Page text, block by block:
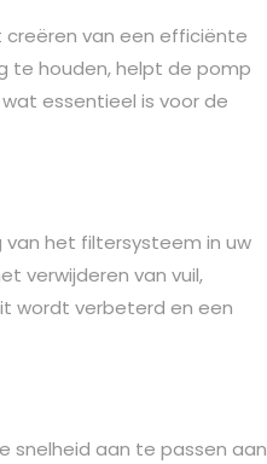
creëren van een efficiënte
te houden, helpt de pomp
essentieel is voor de
het filtersysteem in uw
verwijderen van vuil,
wordt verbeterd en een
snelheid aan te passen aan